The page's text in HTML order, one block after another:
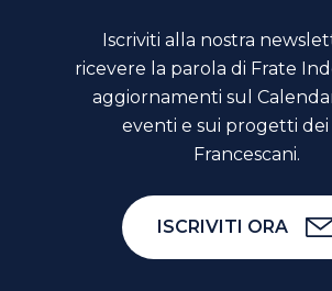
Iscriviti alla nostra
ricevere la parola di Frate
aggiornamenti sul
eventi e sui progetti dei
Francescani.
ISCRIVITI ORA